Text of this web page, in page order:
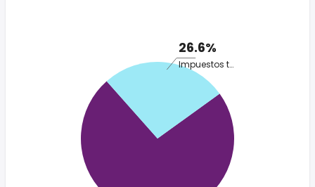
26.6%
Impuestos totales